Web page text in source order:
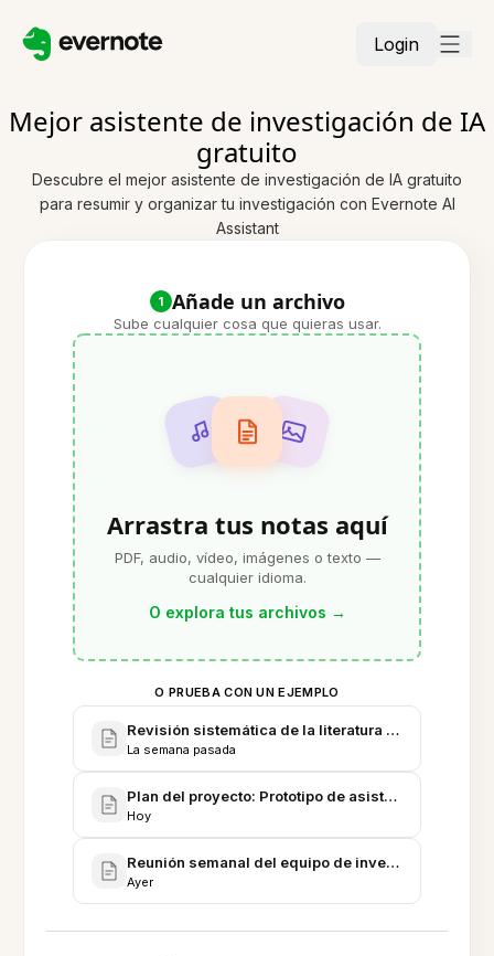
Login
Mejor asistente de investigación de IA
gratuito
Descubre el mejor asistente de investigación de IA gratuito
para resumir y organizar tu investigación con Evernote AI
Assistant
1 Añade un archivo
Sube cualquier cosa que quieras usar.
Arrastra tus notas aquí
PDF, audio, vídeo, imágenes o texto —
cualquier idioma.
O explora tus archivos →
O PRUEBA CON UN EJEMPLO
Revisión sistemática de la literatura - Carga
La semana pasada
Plan del proyecto: Prototipo de asistente de
Hoy
Reunión semanal del equipo de investigación -
Ayer